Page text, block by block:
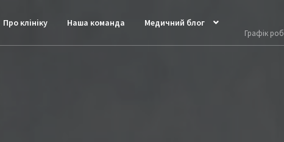
Про клініку Наша команда Медичний блог
Графік